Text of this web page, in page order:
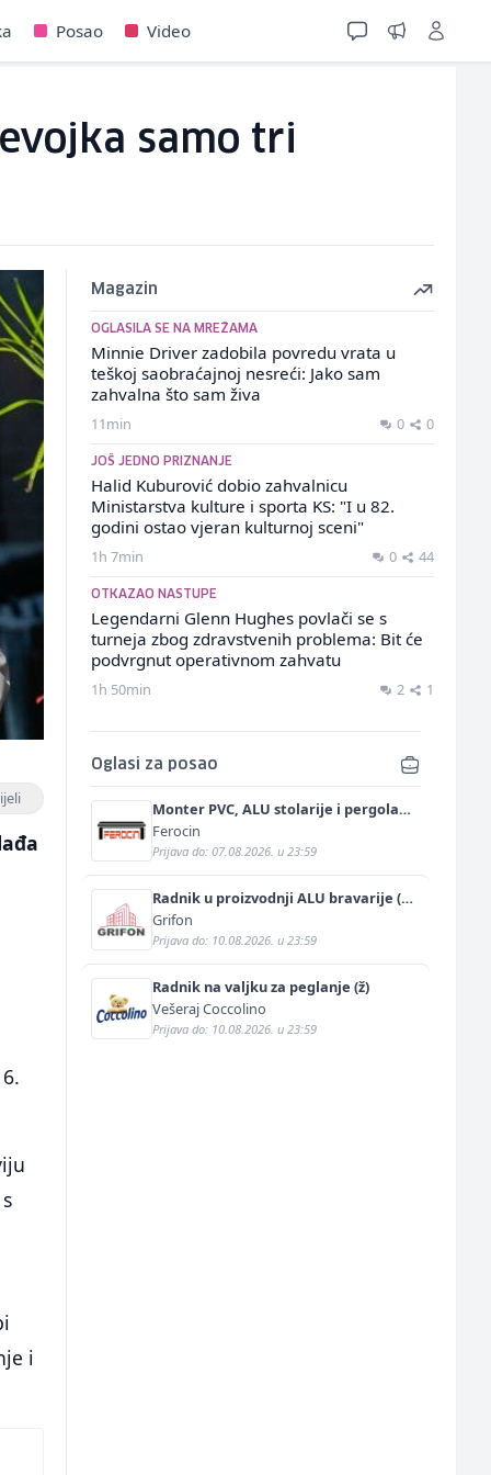
Posao Video
samo tri
i
Magazin
OGLASILA SE NA MREŽAMA
Minnie Driver zadobila povredu vrata u
teškoj saobraćajnoj nesreći: Jako sam
zahvalna što sam živa
11min 0 0
JOŠ JEDNO PRIZNANJE
Halid Kuburović dobio zahvalnicu
Ministarstva kulture i sporta KS: "I u 82.
godini ostao vjeran kulturnoj sceni"
1h 7min 0 44
OTKAZAO NASTUPE
Legendarni Glenn Hughes povlači se s
turneja zbog zdravstvenih problema: Bit će
podvrgnut operativnom zahvatu
1h 50min 2 1
Oglasi za posao
Monter PVC, ALU stolarije i pergola
tendi (m)
Ferocin
Prijava do: 07.08.2026. u 23:59
Radnik u proizvodnji ALU bravarije (m/
ž)
Grifon
Prijava do: 10.08.2026. u 23:59
Radnik na valjku za peglanje (ž)
Vešeraj Coccolino
Prijava do: 10.08.2026. u 23:59